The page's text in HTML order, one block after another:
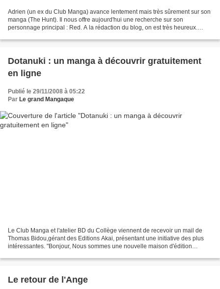
Adrien (un ex du Club Manga) avance lentement mais très sûrement sur son
manga (The Hunt). Il nous offre aujourd'hui une recherche sur son
personnage principal : Red. A la rédaction du blog, on est très heureux.
Dotanuki : un manga à découvrir gratuitement
en ligne
Publié le 29/11/2008 à 05:22
Par Le grand Mangaque
Le Club Manga et l'atelier BD du Collège viennent de recevoir un mail de
Thomas Bidou,gérant des Editions Akai, présentant une initiative des plus
intéressantes. "Bonjour, Nous sommes une nouvelle maison d'édition
Le retour de l'Ange